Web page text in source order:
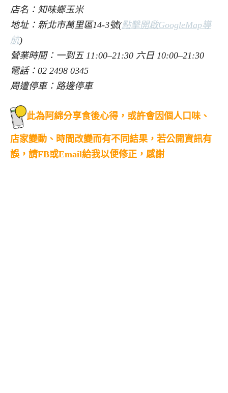
店名：知味鄉玉米
地址：新北市萬里區14-3號(點擊開啟GoogleMap導
航)
營業時間：一到五 11:00–21:30 六日 10:00–21:30
電話：02 2498 0345
周遭停車：路邊停車
此為阿綿分享食後心得，或許會因個人口味、
店家變動、時間改變而有不同結果，若公開資訊有
誤，請FB或Email給我以便修正，感謝